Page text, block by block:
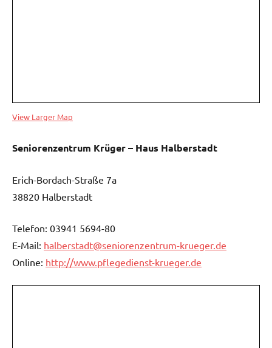
View Larger Map
Seniorenzentrum Krüger – Haus Halberstadt
Erich-Bordach-Straße 7a
38820 Halberstadt
Telefon: 03941 5694-80
E-Mail: halberstadt@seniorenzentrum-krueger.de
Online: http://www.pflegedienst-krueger.de